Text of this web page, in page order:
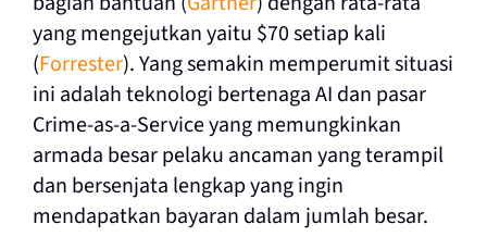
yang mengejutkan yaitu $70 setiap kali
(Forrester). Yang semakin memperumit situasi
ini adalah teknologi bertenaga AI dan pasar
Crime-as-a-Service yang memungkinkan
armada besar pelaku ancaman yang terampil
dan bersenjata lengkap yang ingin
mendapatkan bayaran dalam jumlah besar.